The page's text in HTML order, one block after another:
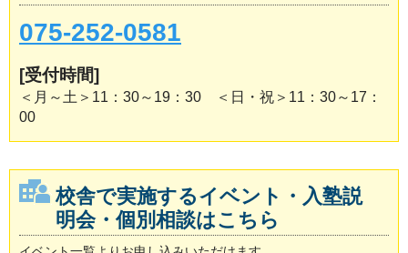
075-252-0581
[受付時間]
＜月～土＞11：30～19：30 ＜日・祝＞11：30～17：
00
校舎で実施するイベント・入塾説
明会・個別相談はこちら